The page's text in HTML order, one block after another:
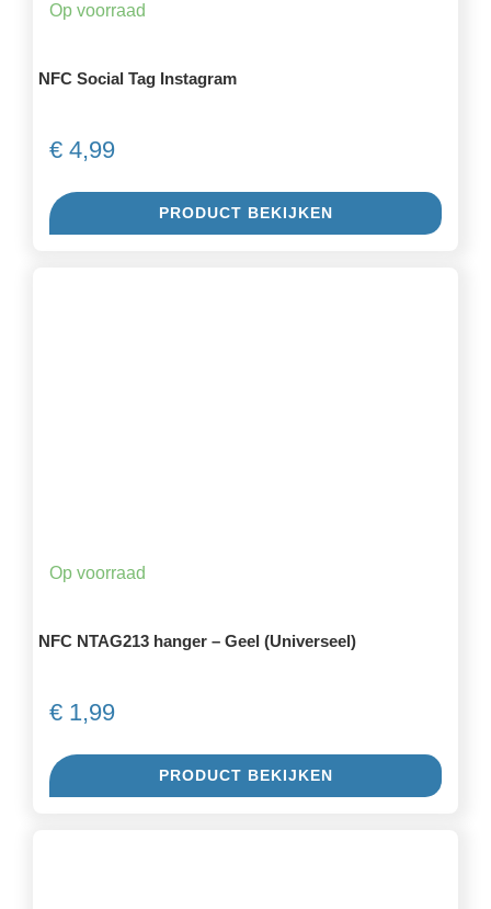
Op voorraad
NFC Social Tag Instagram
€4,99
PRODUCT BEKIJKEN
Op voorraad
NFC NTAG213 hanger – Geel (Universeel)
€1,99
PRODUCT BEKIJKEN